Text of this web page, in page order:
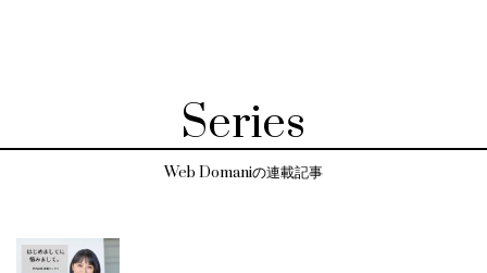
Series
Web Domaniの連載記事